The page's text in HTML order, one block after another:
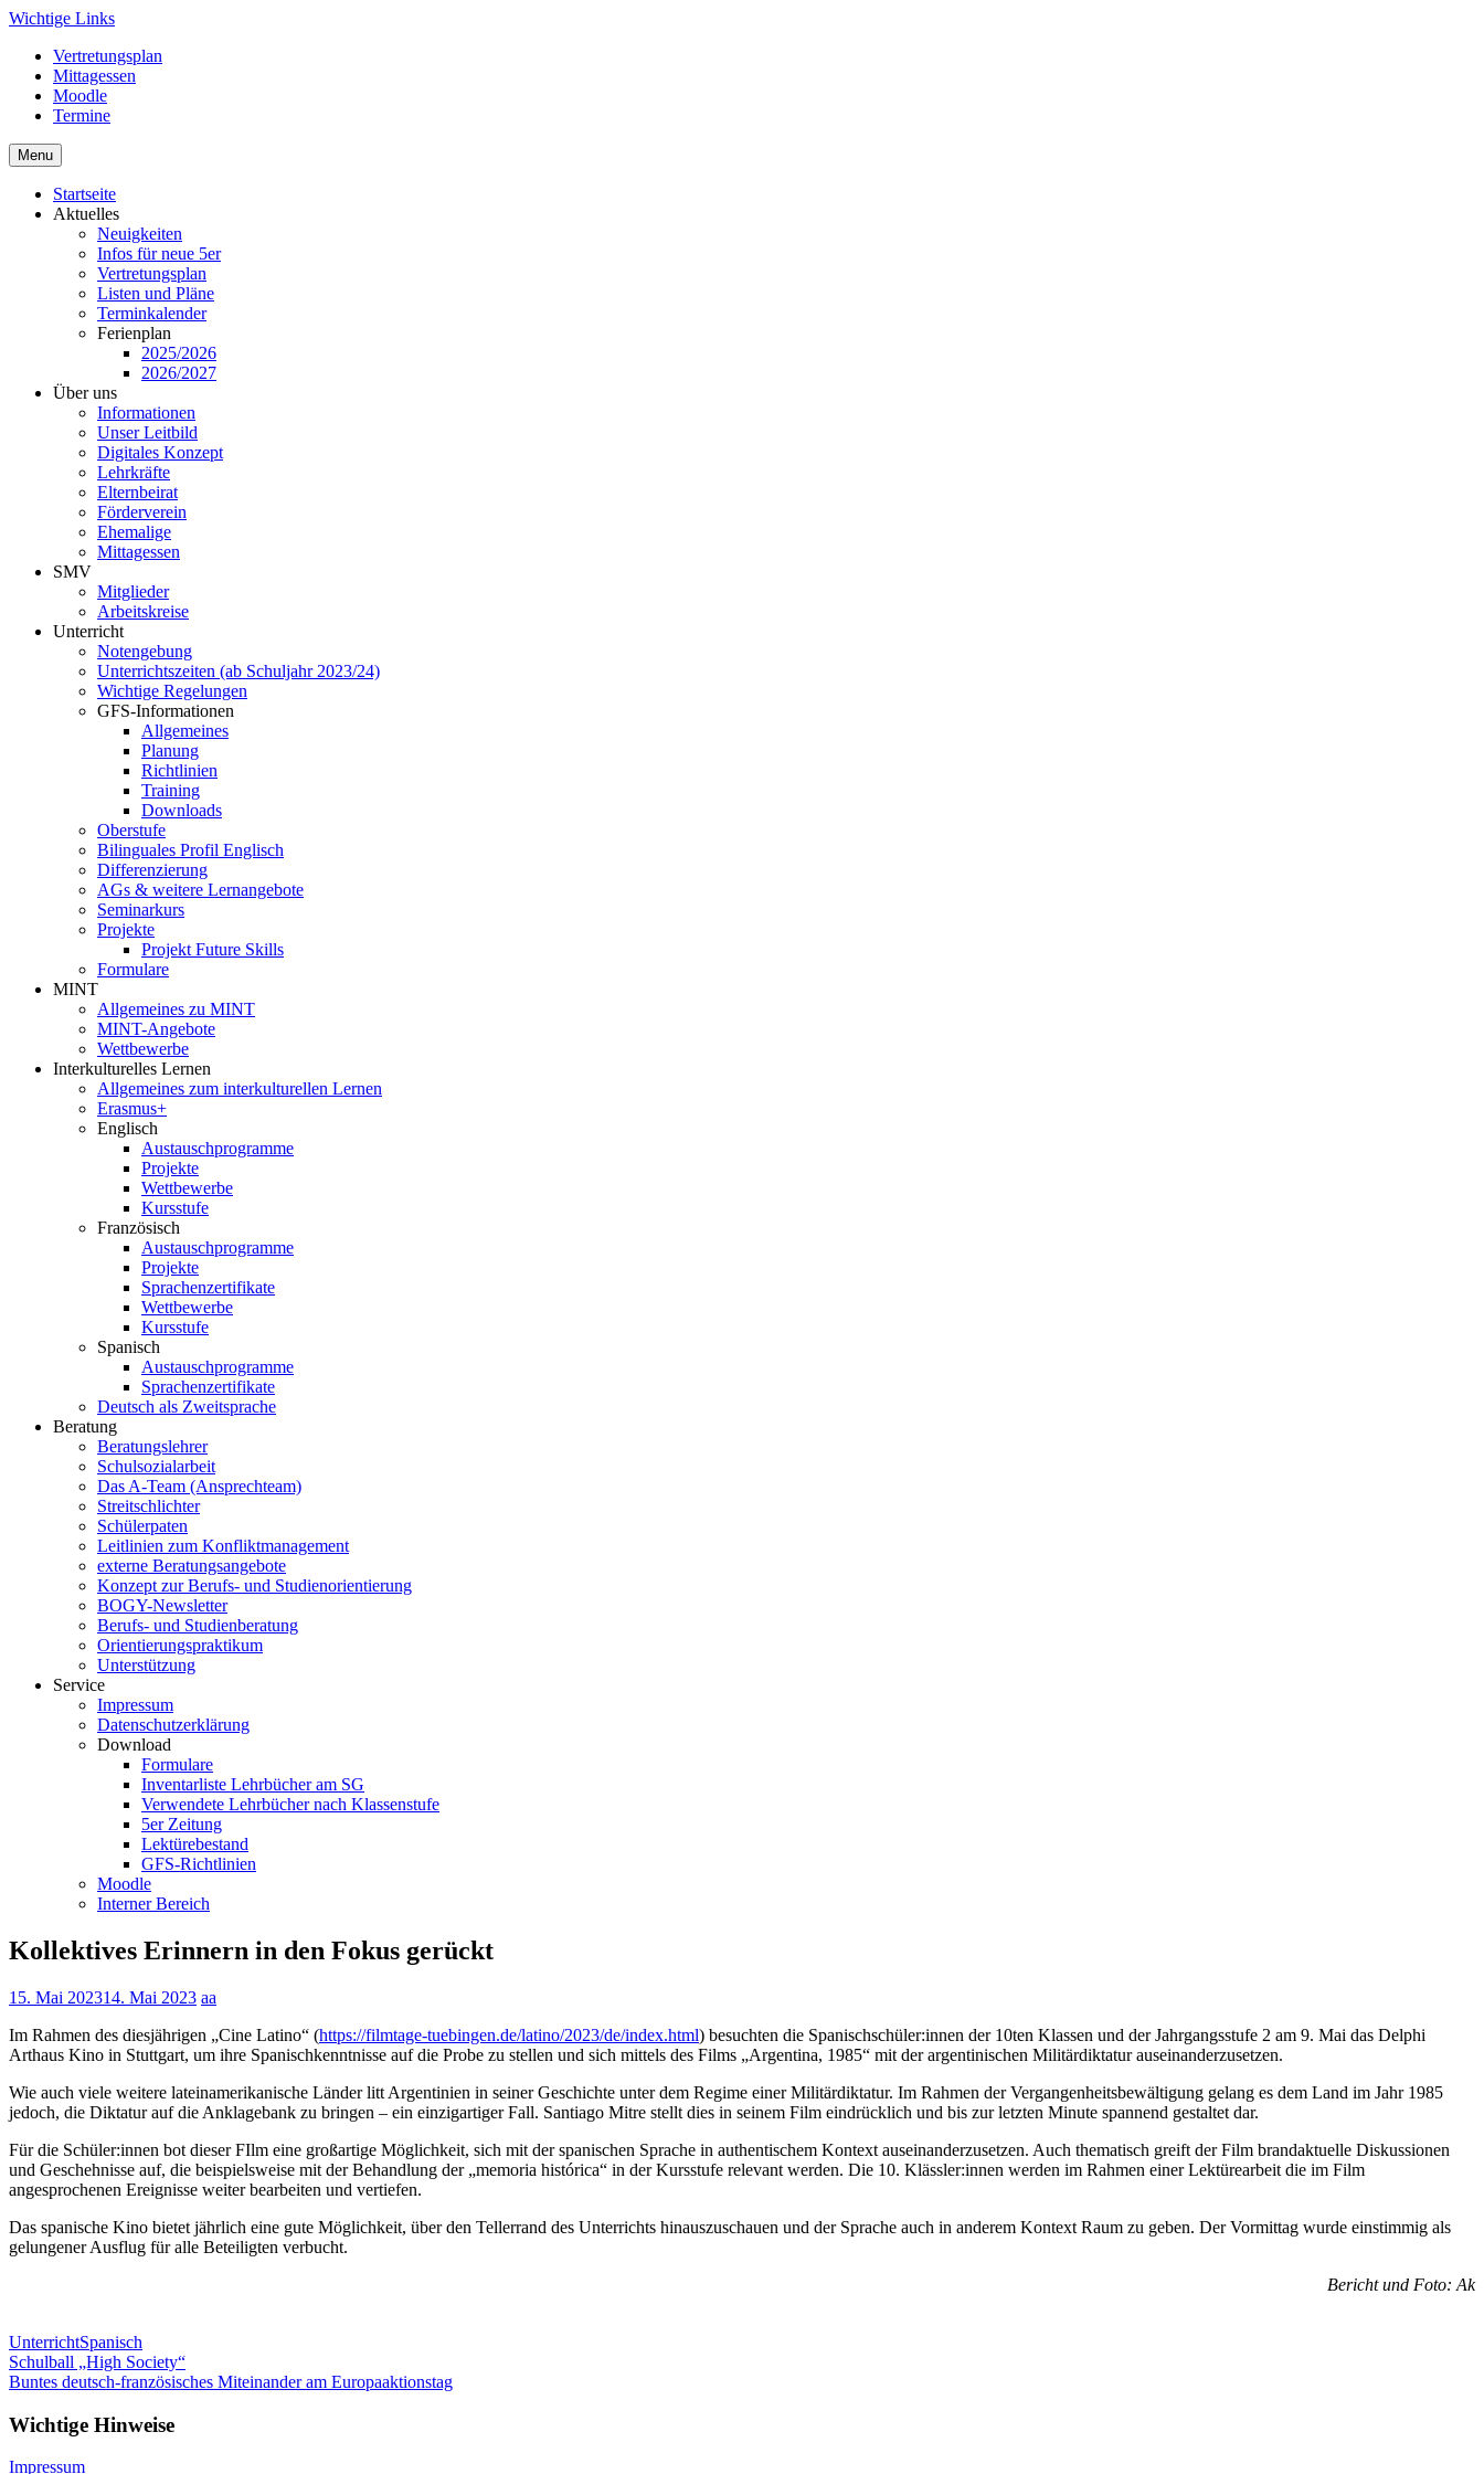
Skip
content
Wichtige Links
Vertretungsplan
Mittagessen
Moodle
Termine
Menu
Startseite
Aktuelles
Neuigkeiten
Infos für neue 5er
Vertretungsplan
Listen und Pläne
Terminkalender
Ferienplan
2025/2026
2026/2027
Über uns
Informationen
Unser Leitbild
Digitales Konzept
Lehrkräfte
Elternbeirat
Förderverein
Ehemalige
Mittagessen
SMV
Mitglieder
Arbeitskreise
Unterricht
Notengebung
Unterrichtszeiten (ab Schuljahr 2023/24)
Wichtige Regelungen
GFS-Informationen
Allgemeines
Planung
Richtlinien
Training
Downloads
Oberstufe
Bilinguales Profil Englisch
Differenzierung
AGs & weitere Lernangebote
Seminarkurs
Projekte
Projekt Future Skills
Formulare
MINT
Allgemeines zu MINT
MINT-Angebote
Wettbewerbe
Interkulturelles Lernen
Allgemeines zum interkulturellen Lernen
Erasmus+
Englisch
Austauschprogramme
Projekte
Wettbewerbe
Kursstufe
Französisch
Austauschprogramme
Projekte
Sprachenzertifikate
Wettbewerbe
Kursstufe
Spanisch
Austauschprogramme
Sprachenzertifikate
Deutsch als Zweitsprache
Beratung
Beratungslehrer
Schulsozialarbeit
Das A-Team (Ansprechteam)
Streitschlichter
Schülerpaten
Leitlinien zum Konfliktmanagement
externe Beratungsangebote
Konzept zur Berufs- und Studienorientierung
BOGY-Newsletter
Berufs- und Studienberatung
Orientierungspraktikum
Unterstützung
Service
Impressum
Datenschutzerklärung
Download
Formulare
Inventarliste Lehrbücher am SG
Verwendete Lehrbücher nach Klassenstufe
5er Zeitung
Lektürebestand
GFS-Richtlinien
Moodle
Interner Bereich
Kollektives Erinnern in den Fokus gerückt
15. Mai 202314. Mai 2023 aa
Im Rahmen des diesjährigen „Cine Latino“ (https://filmtage-tuebingen.de/latino/2023/de/index.html) besuchten die Spanischschüler:innen der 10ten Klassen und der Jahrgangsstufe 2 am 9. Mai das Delphi
Arthaus Kino in Stuttgart, um ihre Spanischkenntnisse auf die Probe zu stellen und sich mittels des Films „Argentina, 1985“ mit der argentinischen Militärdiktatur auseinanderzusetzen.
Wie auch viele weitere lateinamerikanische Länder litt Argentinien in seiner Geschichte unter dem Regime einer Militärdiktatur. Im Rahmen der Vergangenheitsbewältigung gelang es dem Land im Jahr 1985
jedoch, die Diktatur auf die Anklagebank zu bringen – ein einzigartiger Fall. Santiago Mitre stellt dies in seinem Film eindrücklich und bis zur letzten Minute spannend gestaltet dar.
Für die Schüler:innen bot dieser FIlm eine großartige Möglichkeit, sich mit der spanischen Sprache in authentischem Kontext auseinanderzusetzen. Auch thematisch greift der Film brandaktuelle Diskussionen
und Geschehnisse auf, die beispielsweise mit der Behandlung der „memoria histórica“ in der Kursstufe relevant werden. Die 10. Klässler:innen werden im Rahmen einer Lektürearbeit die im Film
angesprochenen Ereignisse weiter bearbeiten und vertiefen.
Das spanische Kino bietet jährlich eine gute Möglichkeit, über den Tellerrand des Unterrichts hinauszuschauen und der Sprache auch in anderem Kontext Raum zu geben. Der Vormittag wurde einstimmig als
gelungener Ausflug für alle Beteiligten verbucht.
Bericht und Foto: Ak
UnterrichtSpanisch
Beitragsnavigation
Schulball „High Society“
Buntes deutsch-französisches Miteinander am Europaaktionstag
Wichtige Hinweise
Impressum